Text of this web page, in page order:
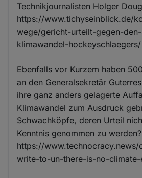
Technikjournalisten Holger
https://www.tichyseinblick.de/
wege/gericht-urteilt-gegen-
klimawandel-hockeyschlaegers/
Ebenfalls vor Kurzem haben
an den Generalsekretär
ihre ganz anders gelagerte
Klimawandel zum Ausdruck
Schwachköpfe, deren Urteil
Kenntnis genommen zu
https://www.technocracy.news/
write-to-un-there-is-no-climate-